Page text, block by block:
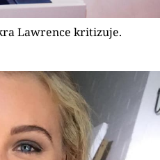
Lawrence kritizuje.